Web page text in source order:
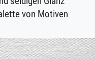
von Motiven